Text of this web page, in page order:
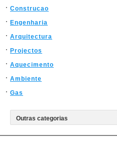
Construcao
Engenharia
Arquitectura
Projectos
Aquecimento
Ambiente
Gas